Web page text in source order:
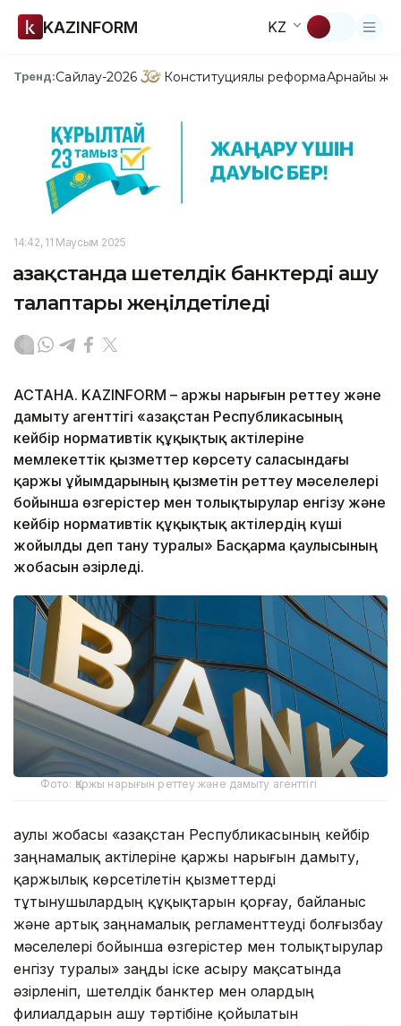
KAZINFORM KZ
Тренд:Сайлау-2026 Конституциялық реформаАрнайы
14:42, 11 Маусым 2025
Қазақстанда шетелдік банктерді ашу
талаптары жеңілдетіледі
АСТАНА. KAZINFORM – Қаржы нарығын реттеу және
дамыту агенттігі «Қазақстан Республикасының
кейбір нормативтік құқықтық актілеріне
мемлекеттік қызметтер көрсету саласындағы
қаржы ұйымдарының қызметін реттеу мәселелері
бойынша өзгерістер мен толықтырулар енгізу және
кейбір нормативтік құқықтық актілердің күші
жойылды деп тану туралы» Басқарма қаулысының
жобасын әзірледі.
Фото: Қаржы нарығын реттеу және дамыту агенттігі
Қаулы жобасы «Қазақстан Республикасының кейбір
заңнамалық актілеріне қаржы нарығын дамыту,
қаржылық көрсетілетін қызметтерді
тұтынушылардың құқықтарын қорғау, байланыс
және артық заңнамалық регламенттеуді болғызбау
мәселелері бойынша өзгерістер мен толықтырулар
енгізу туралы» заңды іске асыру мақсатында
әзірленіп, шетелдік банктер мен олардың
филиалдарын ашу тәртібіне қойылатын